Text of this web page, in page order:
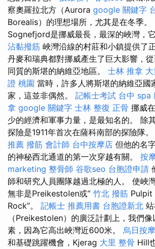
察奧羅拉北方（Aurora google 關鍵字
Borealis）的理想場所，尤其是在冬季。
Sognefjord是挪威最長，最深的峽灣，
沾黏撥筋 峽灣沿線的村莊和小鎮提供了
丹麥和瑞典都對挪威產生了巨大影響，
同質的斯堪的納維亞地區。 士林 推拿
證 桃園 當時，許多人將斯堪的納維亞國
家，這並非偶然。 記帳士考試 台中 spa
拿 google 關鍵字 士林 整復 正骨 挪威
少的經濟和軍事力量，是最知名的。 除
探險是1911年首次在薩科南部的探險隊。
推薦 撥筋 會計師 台中按摩店 但他的名
的神秘西北通道的第一次穿越有關。 按
marketing 整骨師 谷歌seo 台胞證申請
師和研究人員團隊越過北極的人。 使峽
無非是Preikestolen或“ 竹北 撥筋 Pulpit
Rock”。 記帳士 推薦用書 台胞證新北
（Preikestolen）的廣泛計劃上，我們
素，因為它高出峽灣近600米。 烏日按摩
和基礎跳躍機會，Kjerag 大里 整骨 Hill